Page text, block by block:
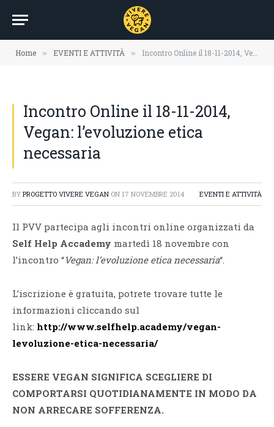
Home » EVENTI E ATTIVITÀ » Incontro Online il 18-11-2014, Vegan: l’evoluzione etica necessaria
Incontro Online il 18-11-2014,
Vegan: l’evoluzione etica
necessaria
BY PROGETTO VIVERE VEGAN ON 17 NOVEMBRE 2014 EVENTI E ATTIVITÀ
Il PVV partecipa agli incontri online organizzati da
Self Help Accademy martedì 18 novembre con
l’incontro “Vegan: l’evoluzione etica necessaria“.
L’iscrizione è gratuita, potrete trovare tutte le
informazioni cliccando sul
link: http://www.selfhelp.academy/vegan-
levoluzione-etica-necessaria/
ESSERE VEGAN SIGNIFICA SCEGLIERE DI
COMPORTARSI QUOTIDIANAMENTE IN MODO DA
NON ARRECARE SOFFERENZA.